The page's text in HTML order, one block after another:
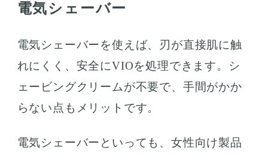
電気シェーバー
電気シェーバーを使えば、刃が直接肌に触
れにくく、安全にVIOを処理できます。シ
ェービングクリームが不要で、手間がかか
らない点もメリットです。
電気シェーバーといっても、女性向け製品